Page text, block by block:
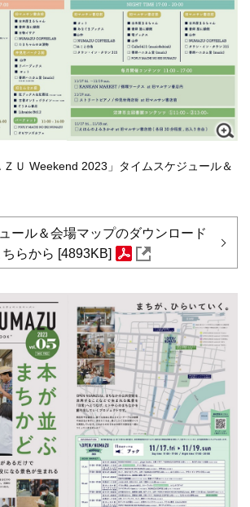
ＺＵ Weekend 2023」タイムスケジュール＆
ール＆会場マップのダウンロード
ちらから [4893KB]